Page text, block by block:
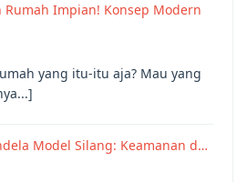
Rumah Impian! Konsep Modern
yang itu-itu aja? Mau yang
Model Silang: Keamanan d…